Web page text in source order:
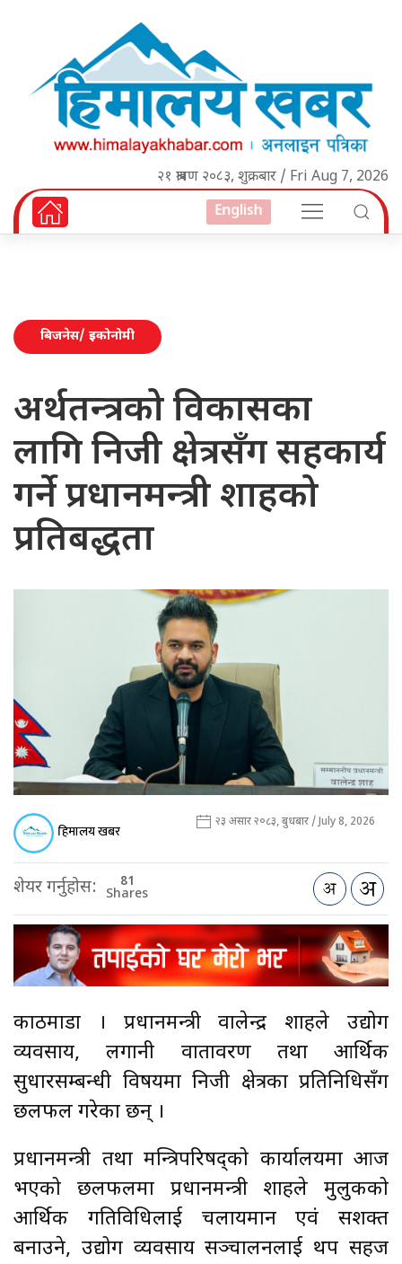
२१ श्रावण २०८३, शुक्रबार / Fri Aug 7, 2026
English
बिजनेस/ इकोनोमी
अर्थतन्त्रको विकासका
लागि निजी क्षेत्रसँग सहकार्य
गर्ने प्रधानमन्त्री शाहको
प्रतिबद्धता
हिमालय खबर २३ असार २०८३, बुधबार / July 8, 2026
शेयर गर्नुहोस: 81
Shares
काठमाडौँ । प्रधानमन्त्री वालेन्द्र शाहले उद्योग
व्यवसाय, लगानी वातावरण तथा आर्थिक
सुधारसम्बन्धी विषयमा निजी क्षेत्रका प्रतिनिधिसँग
छलफल गरेका छन् ।
प्रधानमन्त्री तथा मन्त्रिपरिषद्को कार्यालयमा आज
भएको छलफलमा प्रधानमन्त्री शाहले मुलुकको
आर्थिक गतिविधिलाई चलायमान एवं सशक्त
बनाउने, उद्योग व्यवसाय सञ्चालनलाई थप सहज